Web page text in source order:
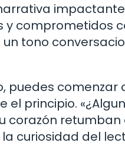
y comprometidos
tono
puedes
el principio.
corazón retumban
curiosidad del